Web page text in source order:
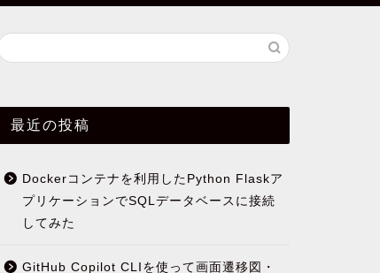
最近の投稿
Dockerコンテナを利用したPython Flaskア
プリケーションでSQLデータベースに接続
してみた
GitHub Copilot CLIを使って画面遷移図・